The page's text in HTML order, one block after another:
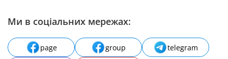
Ми в соціальних мережах:
page group
telegram